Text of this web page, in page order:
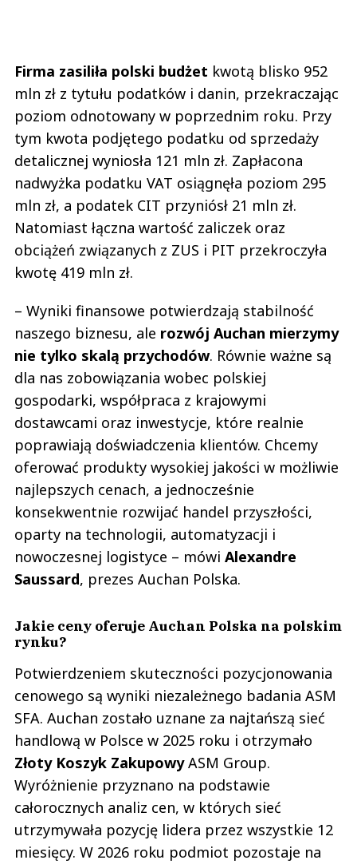
Firma zasiliła polski budżet kwotą blisko 952
mln zł z tytułu podatków i danin, przekraczając
poziom odnotowany w poprzednim roku. Przy
tym kwota podjętego podatku od sprzedaży
detalicznej wyniosła 121 mln zł. Zapłacona
nadwyżka podatku VAT osiągnęła poziom 295
mln zł, a podatek CIT przyniósł 21 mln zł.
Natomiast łączna wartość zaliczek oraz
obciążeń związanych z ZUS i PIT przekroczyła
kwotę 419 mln zł.
– Wyniki finansowe potwierdzają stabilność
naszego biznesu, ale rozwój Auchan mierzymy
nie tylko skalą przychodów. Równie ważne są
dla nas zobowiązania wobec polskiej
gospodarki, współpraca z krajowymi
dostawcami oraz inwestycje, które realnie
poprawiają doświadczenia klientów. Chcemy
oferować produkty wysokiej jakości w możliwie
najlepszych cenach, a jednocześnie
konsekwentnie rozwijać handel przyszłości,
oparty na technologii, automatyzacji i
nowoczesnej logistyce – mówi Alexandre
Saussard, prezes Auchan Polska.
Jakie ceny oferuje Auchan Polska na polskim
rynku?
Potwierdzeniem skuteczności pozycjonowania
cenowego są wyniki niezależnego badania ASM
SFA. Auchan zostało uznane za najtańszą sieć
handlową w Polsce w 2025 roku i otrzymało
Złoty Koszyk ZakupowyASM Group.
Wyróżnienie przyznano na podstawie
całorocznych analiz cen, w których sieć
utrzymywała pozycję lidera przez wszystkie 12
miesięcy. W 2026 roku podmiot pozostaje na